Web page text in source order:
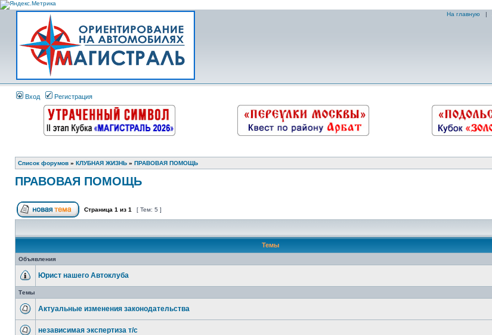
На главную |
Вход Регистрация
Список форумов » КЛУБНАЯ ЖИЗНЬ » ПРАВОВАЯ ПОМОЩЬ
ПРАВОВАЯ ПОМОЩЬ
Страница 1 из 1 [ Тем: 5 ]
Темы
Объявления
Юрист нашего Автоклуба
Темы
Актуальные изменения законодательства
независимая экспертиза т/с